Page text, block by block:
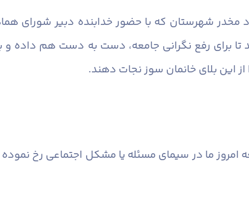
مخدر شهرستان که با حضور خدابنده دبیر شورای
تا برای رفع نگرانی جامعه، دست به دست هم داده
این بلای خانمان سوز نجات دهند.
ما در سیمای مسئله یا مشکل اجتماعی رخ